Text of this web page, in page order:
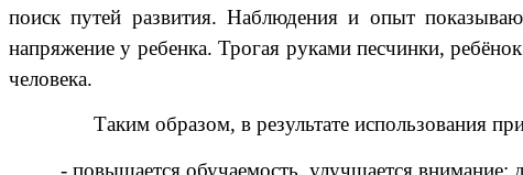
поиск путей развития. Наблюдения и опыт
напряжение у ребенка. Трогая руками песчинки,
человека.
Таким образом, в результате использования
- повышается обучаемость, улучшается внимание;